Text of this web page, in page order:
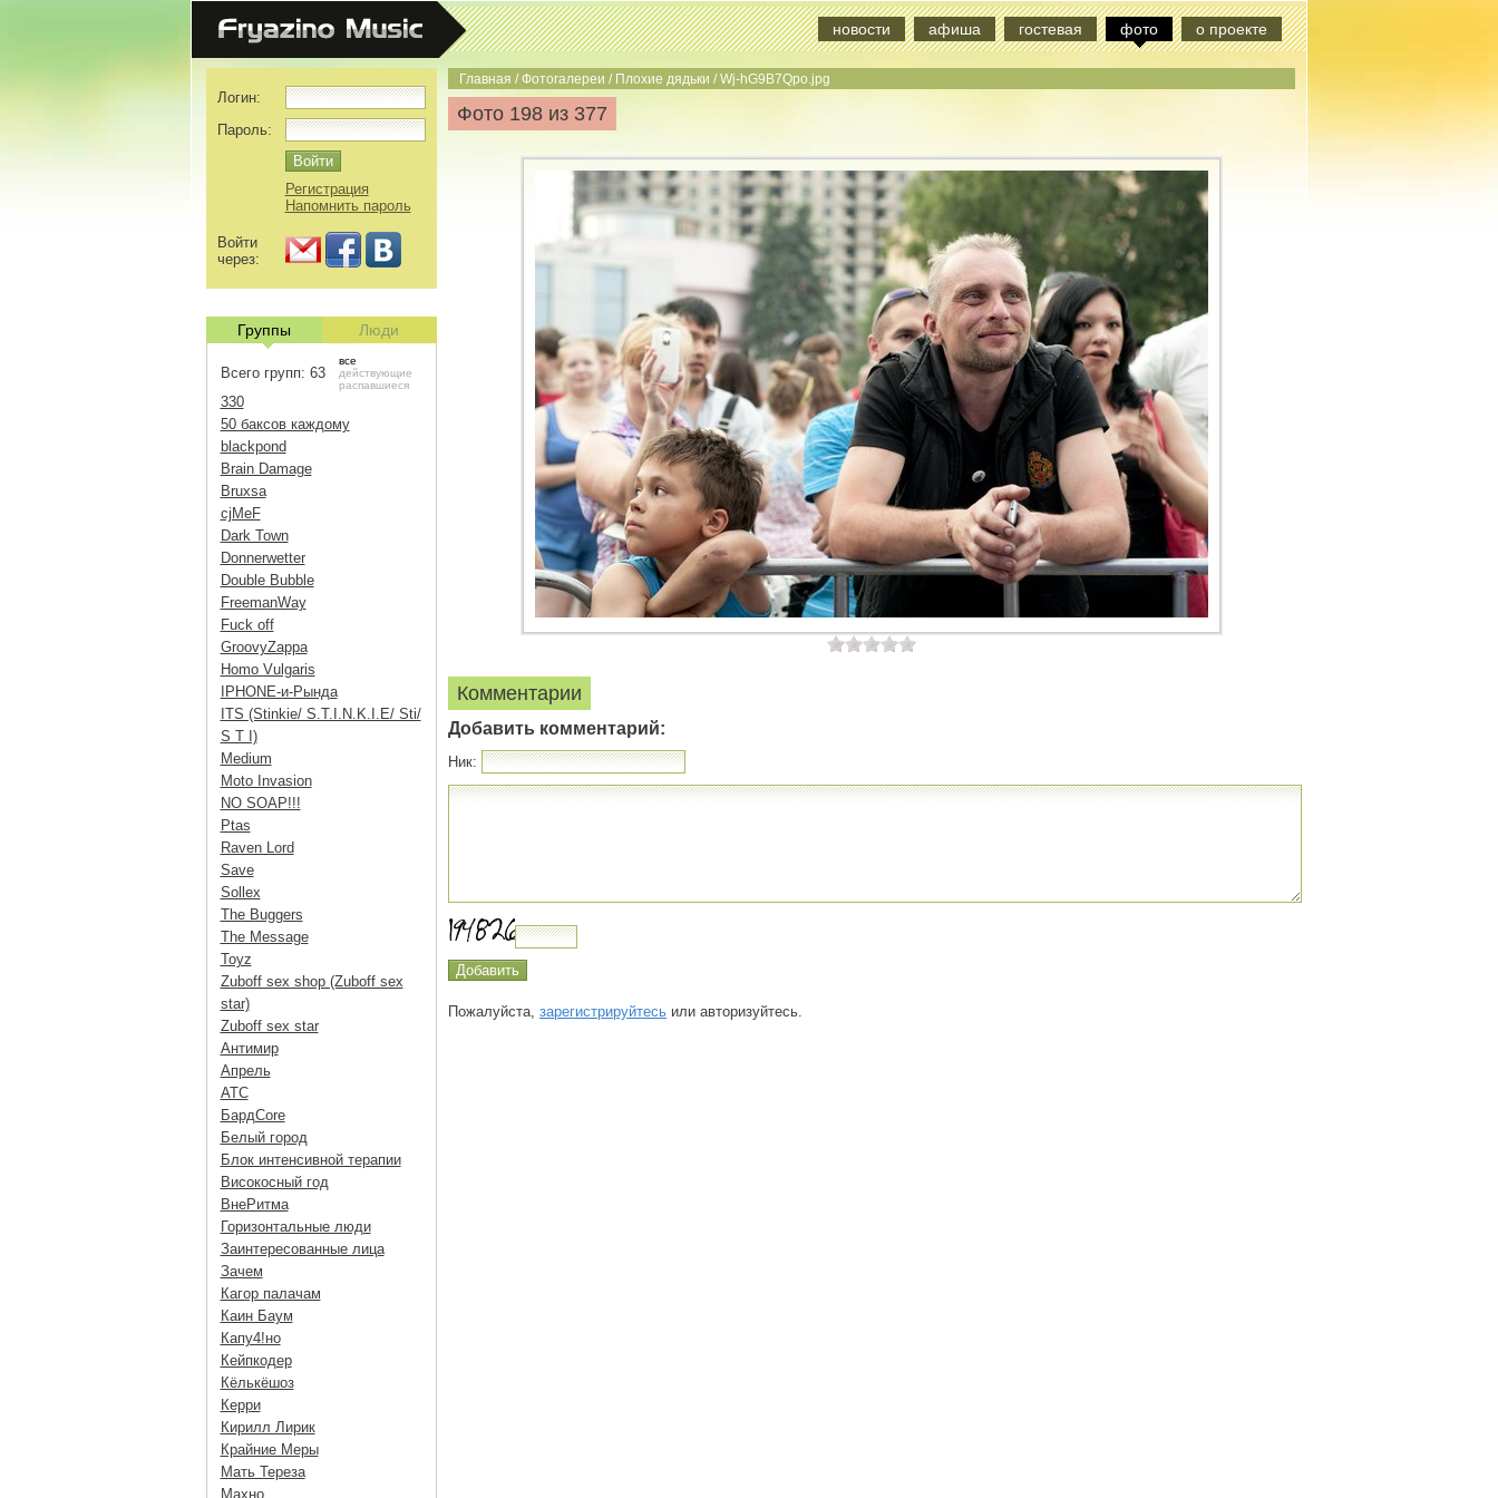
новости афиша гостевая фото о проекте
Главная /Фотогалереи / Плохие дядьки /Wj-hG9B7Qpo.jpg
Фото 198 из 377
Комментарии
Добавить комментарий:
Ник:
Пожалуйста, зарегистрируйтесь или авторизуйтесь.
Логин:
Пароль:
Регистрация
Напомнить пароль
Войти
через:
Группы Люди
Всего групп: 63
все
действующие
распавшиеся
330
50 баксов каждому
blackpond
Brain Damage
Bruxsa
cjMeF
Dark Town
Donnerwetter
Double Bubble
FreemanWay
Fuck off
GroovyZappa
Homo Vulgaris
IPHONE-и-Рында
ITS (Stinkie/ S.T.I.N.K.I.E/ Sti/
S T I)
Medium
Moto Invasion
NO SOAP!!!
Ptas
Raven Lord
Save
Sollex
The Buggers
The Message
Toyz
Zuboff sex shop (Zuboff sex
star)
Zuboff sex star
Антимир
Апрель
АТС
БардCore
Белый город
Блок интенсивной терапии
Високосный год
ВнеРитма
Горизонтальные люди
Заинтересованные лица
Зачем
Кагор палачам
Каин Баум
Капу4!но
Кейпкодер
Кёлькёшоз
Керри
Кирилл Лирик
Крайние Меры
Мать Тереза
Махно